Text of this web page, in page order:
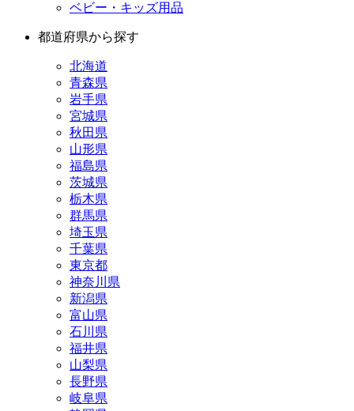
ベビー・キッズ用品
都道府県から探す
北海道
青森県
岩手県
宮城県
秋田県
山形県
福島県
茨城県
栃木県
群馬県
埼玉県
千葉県
東京都
神奈川県
新潟県
富山県
石川県
福井県
山梨県
長野県
岐阜県